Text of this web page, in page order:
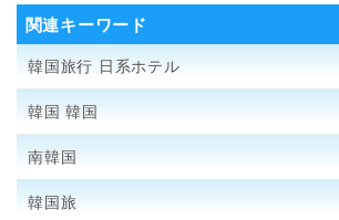
関連キーワード
韓国旅行 日系ホテル
韓国 韓国
南韓国
韓国旅